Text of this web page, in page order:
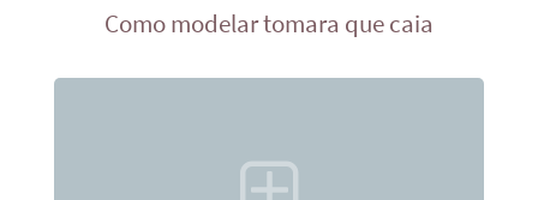
Como modelar tomara que caia